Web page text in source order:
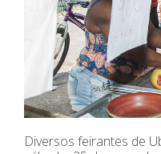
Diversos feirantes de